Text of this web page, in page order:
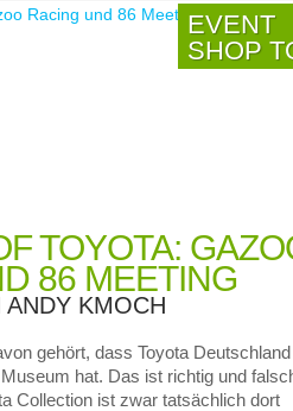
EVENT
SHOP
TOYOTA:
86 MEETING
ANDY KMOCH
gehört, dass Toyota
hat. Das ist richtig und
Collection ist zwar tatsächlich dort